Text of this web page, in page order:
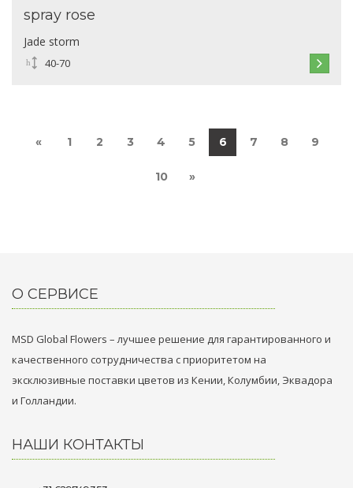
spray rose
Jade storm
40-70
« 1 2 3 4 5 6 7 8 9
10 »
О СЕРВИСЕ
MSD Global Flowers – лучшее решение для гарантированного и
качественного сотрудничества с приоритетом на
эксклюзивные поставки цветов из Кении, Колумбии, Эквадора
и Голландии.
НАШИ КОНТАКТЫ